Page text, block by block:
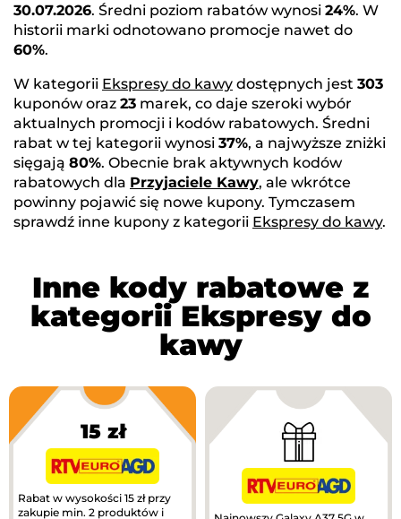
30.07.2026. Średni poziom rabatów wynosi 24%. W
historii marki odnotowano promocje nawet do
60%.
W kategorii Ekspresy do kawy dostępnych jest 303
kuponów oraz 23 marek, co daje szeroki wybór
aktualnych promocji i kodów rabatowych. Średni
rabat w tej kategorii wynosi 37%, a najwyższe zniżki
sięgają 80%. Obecnie brak aktywnych kodów
rabatowych dla Przyjaciele Kawy, ale wkrótce
powinny pojawić się nowe kupony. Tymczasem
sprawdź inne kupony z kategorii Ekspresy do kawy.
Inne kody rabatowe z
kategorii Ekspresy do
kawy
15 zł
Rabat w wysokości 15 zł przy
zakupie min. 2 produktów i